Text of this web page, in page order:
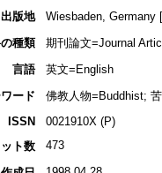
出版地
Wiesbaden, Germany
種類
期刊論文=Journal
言語
英文=English
ード
佛教人物=Buddhist;
ISSN
0021910X (P)
ット数
473